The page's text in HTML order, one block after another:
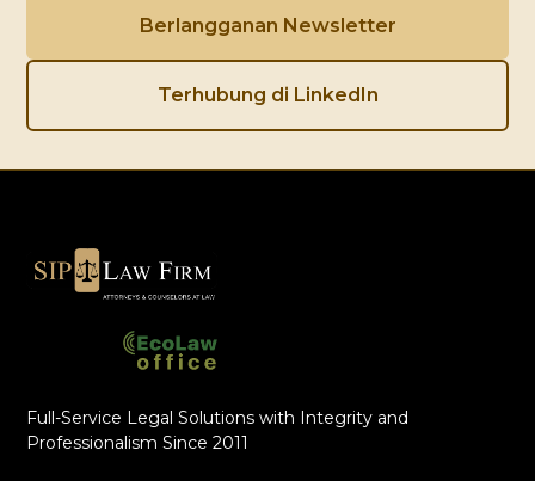
Berlangganan Newsletter
Terhubung di LinkedIn
Full-Service Legal Solutions with Integrity and
Professionalism Since 2011